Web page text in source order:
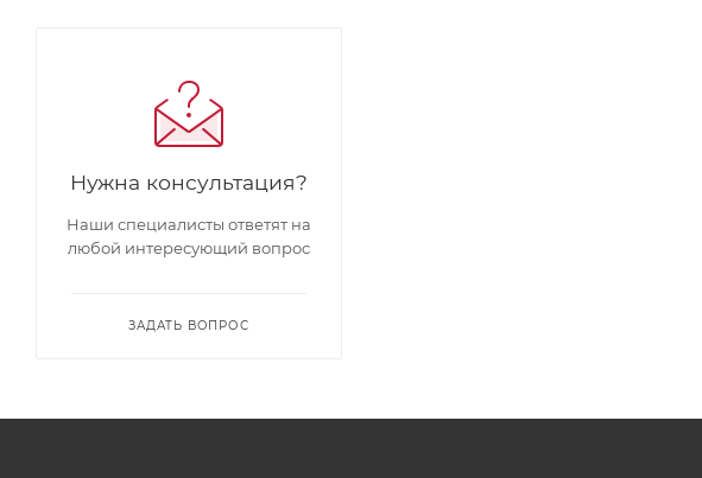
Нужна консультация?
Наши специалисты ответят на
любой интересующий вопрос
ЗАДАТЬ ВОПРОС